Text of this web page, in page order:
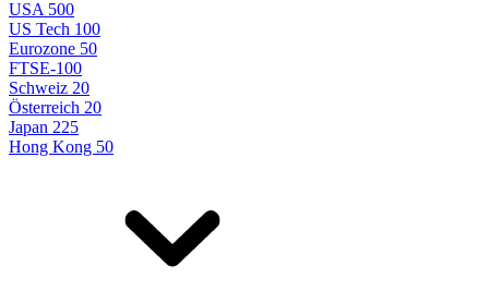
USA 500
US Tech 100
Eurozone 50
FTSE-100
Schweiz 20
Österreich 20
Japan 225
Hong Kong 50